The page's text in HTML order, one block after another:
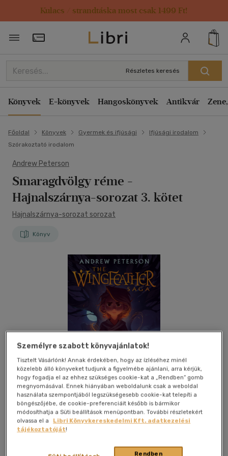
Kulacs / strandtáska most csak 1499 Ft!
Törzsvásárlói Kártya adatai
Részletes keresés
Könyvek E-könyvek Hangoskönyvek Antikvár
Főoldal Könyvek Gyermek és ifjúsági
Ifjúsági irodalom
Szórakoztató irodalom
Andrew Peterson
Smaragdvölgy réme -
Hajnalszárnya-sorozat 3. kötet
Hajnalszárnya-sorozat sorozat
Könyv
Kívánságlistához adom
(1 vélemény)
Személyre szabott könyvajánlatok!
Tisztelt Vásárlónk! Annak érdekében, hogy az ízléséhez minél
közelebb álló könyveket tudjunk a figyelmébe ajánlani, arra kérjük,
hogy fogadja el az ehhez szükséges cookie-kat a „Rendben” gomb
megnyomásával. Ennek hiányában weboldalunk csak a weboldal
használata szempontjából legszükségesebb cookie-kat telepíti a
böngészőjébe, de cookie-preferenciáit később is bármikor
módosíthatja a Süti beállítások menüpontban. További részletekért
olvassa el a
Libri Könyvkereskedelmi Kft. adatkezelési
tájékoztatóját!
Rendben